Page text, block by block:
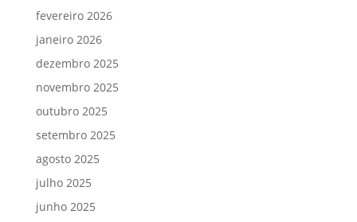
fevereiro 2026
janeiro 2026
dezembro 2025
novembro 2025
outubro 2025
setembro 2025
agosto 2025
julho 2025
junho 2025